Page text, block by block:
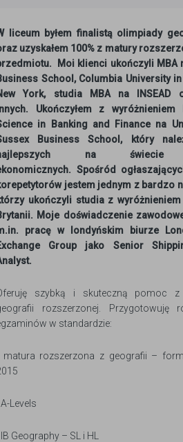
liceum byłem finalistą olimpiady
uzyskałem 100% z matury
Moi klienci ukończyli MBA
School, Columbia University
York, studia MBA na INSEAD
Ukończyłem z
in Banking and Finance na
Business School, który
na świecie
Spośród
jestem jednym z bardzo
ukończyli studia z
Moje doświadczenie
pracę w londyńskim biurze
Group jako Senior
szybką i skuteczną pomoc
rozszerzonej. Przygotowuję
w standardzie:
matura rozszerzona z geografii –
Levels
Geography – SL i HL